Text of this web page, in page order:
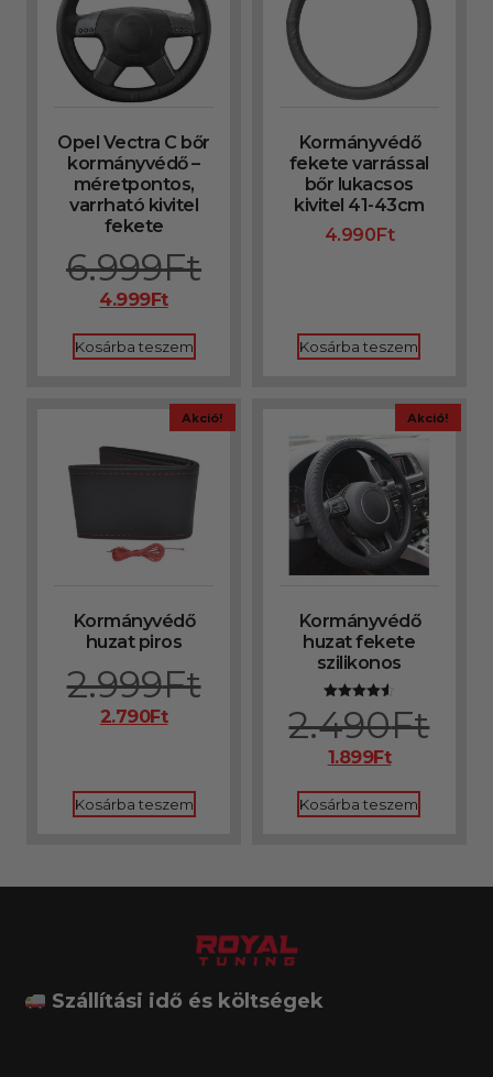
Opel Vectra C bőr
kormányvédő –
méretpontos,
varrható kivitel
fekete
6.999Ft
4.999Ft
Kosárba teszem
Kormányvédő
fekete varrással
bőr lukacsos
kivitel 41-43cm
4.990Ft
Kosárba teszem
Akció!
Kormányvédő
huzat piros
2.999Ft
2.790Ft
Kosárba teszem
Akció!
Kormányvédő
huzat fekete
szilikonos
Értékelés:
4.50
/ 5
2.490Ft
1.899Ft
Kosárba teszem
Szállítási idő és költségek